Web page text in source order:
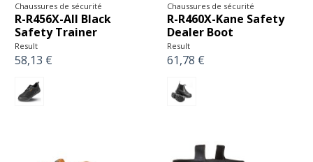
Chaussures de sécurité
R-R456X-All Black
Safety Trainer
Result
58,13 €
Chaussures de sécurité
R-R460X-Kane Safety
Dealer Boot
Result
61,78 €